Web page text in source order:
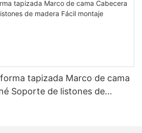
tapizada Marco de cama
Soporte de listones de